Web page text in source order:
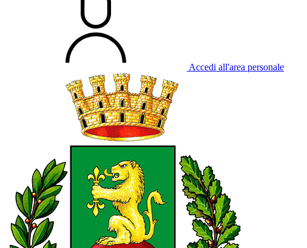
Accedi all'area personale